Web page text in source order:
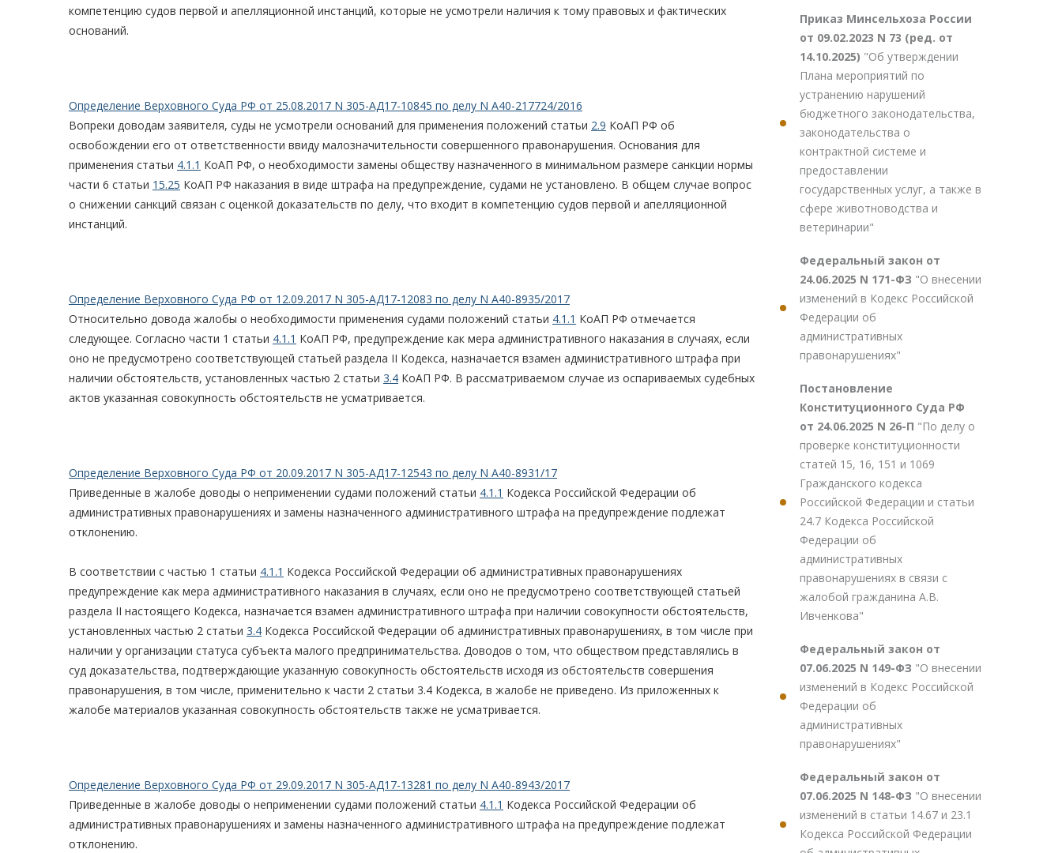
компетенцию судов первой и апелляционной инстанций, которые не усмотрели наличия к тому правовых и фактических
оснований.
Определение Верховного Суда РФ от 25.08.2017 N 305-АД17-10845 по делу N А40-217724/2016
Вопреки доводам заявителя, суды не усмотрели оснований для применения положений статьи 2.9 КоАП РФ об
освобождении его от ответственности ввиду малозначительности совершенного правонарушения. Основания для
применения статьи 4.1.1 КоАП РФ, о необходимости замены обществу назначенного в минимальном размере санкции нормы
части 6 статьи 15.25 КоАП РФ наказания в виде штрафа на предупреждение, судами не установлено. В общем случае вопрос
о снижении санкций связан с оценкой доказательств по делу, что входит в компетенцию судов первой и апелляционной
инстанций.
Определение Верховного Суда РФ от 12.09.2017 N 305-АД17-12083 по делу N А40-8935/2017
Относительно довода жалобы о необходимости применения судами положений статьи 4.1.1 КоАП РФ отмечается
следующее. Согласно части 1 статьи 4.1.1 КоАП РФ, предупреждение как мера административного наказания в случаях, если
оно не предусмотрено соответствующей статьей раздела II Кодекса, назначается взамен административного штрафа при
наличии обстоятельств, установленных частью 2 статьи 3.4 КоАП РФ. В рассматриваемом случае из оспариваемых судебных
актов указанная совокупность обстоятельств не усматривается.
Определение Верховного Суда РФ от 20.09.2017 N 305-АД17-12543 по делу N А40-8931/17
Приведенные в жалобе доводы о неприменении судами положений статьи 4.1.1 Кодекса Российской Федерации об
административных правонарушениях и замены назначенного административного штрафа на предупреждение подлежат
отклонению.
В соответствии с частью 1 статьи 4.1.1 Кодекса Российской Федерации об административных правонарушениях
предупреждение как мера административного наказания в случаях, если оно не предусмотрено соответствующей статьей
раздела II настоящего Кодекса, назначается взамен административного штрафа при наличии совокупности обстоятельств,
установленных частью 2 статьи 3.4 Кодекса Российской Федерации об административных правонарушениях, в том числе при
наличии у организации статуса субъекта малого предпринимательства. Доводов о том, что обществом представлялись в
суд доказательства, подтверждающие указанную совокупность обстоятельств исходя из обстоятельств совершения
правонарушения, в том числе, применительно к части 2 статьи 3.4 Кодекса, в жалобе не приведено. Из приложенных к
жалобе материалов указанная совокупность обстоятельств также не усматривается.
Определение Верховного Суда РФ от 29.09.2017 N 305-АД17-13281 по делу N А40-8943/2017
Приведенные в жалобе доводы о неприменении судами положений статьи 4.1.1 Кодекса Российской Федерации об
административных правонарушениях и замены назначенного административного штрафа на предупреждение подлежат
отклонению.
Приказ Минсельхоза России
от 09.02.2023 N 73 (ред. от
14.10.2025) "Об утверждении
Плана мероприятий по
устранению нарушений
бюджетного законодательства,
законодательства о
контрактной системе и
предоставлении
государственных услуг, а также в
сфере животноводства и
ветеринарии"
Федеральный закон от
24.06.2025 N 171-ФЗ "О внесении
изменений в Кодекс Российской
Федерации об
административных
правонарушениях"
Постановление
Конституционного Суда РФ
от 24.06.2025 N 26-П "По делу о
проверке конституционности
статей 15, 16, 151 и 1069
Гражданского кодекса
Российской Федерации и статьи
24.7 Кодекса Российской
Федерации об
административных
правонарушениях в связи с
жалобой гражданина А.В.
Ивченкова"
Федеральный закон от
07.06.2025 N 149-ФЗ "О внесении
изменений в Кодекс Российской
Федерации об
административных
правонарушениях"
Федеральный закон от
07.06.2025 N 148-ФЗ "О внесении
изменений в статьи 14.67 и 23.1
Кодекса Российской Федерации